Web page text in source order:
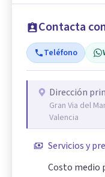
Contacta
Teléfono
Dirección
Gran Via del
Valencia
Servicios y
Costo medio